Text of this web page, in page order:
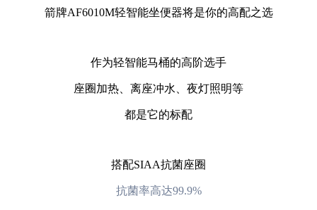
箭牌AF6010M轻智能坐便器将是你的高配之选
作为轻智能马桶的高阶选手
座圈加热、离座冲水、夜灯照明等
都是它的标配
搭配SIAA抗菌座圈
抗菌率高达99.9%